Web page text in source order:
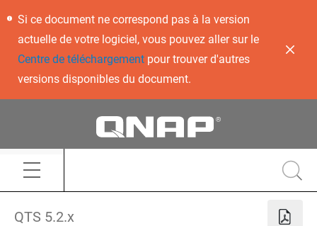
Si ce document ne correspond pas à la version
actuelle de votre logiciel, vous pouvez aller sur le
Centre de téléchargementpour trouver d'autres
versions disponibles du document.
QTS 5.2.x